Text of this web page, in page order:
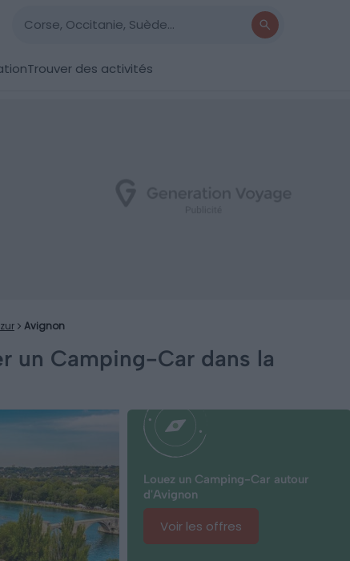
Trouver des activités
Avignon
un Camping-Car dans la
Louez un Camping-Car autour
d'Avignon
Voir les offres